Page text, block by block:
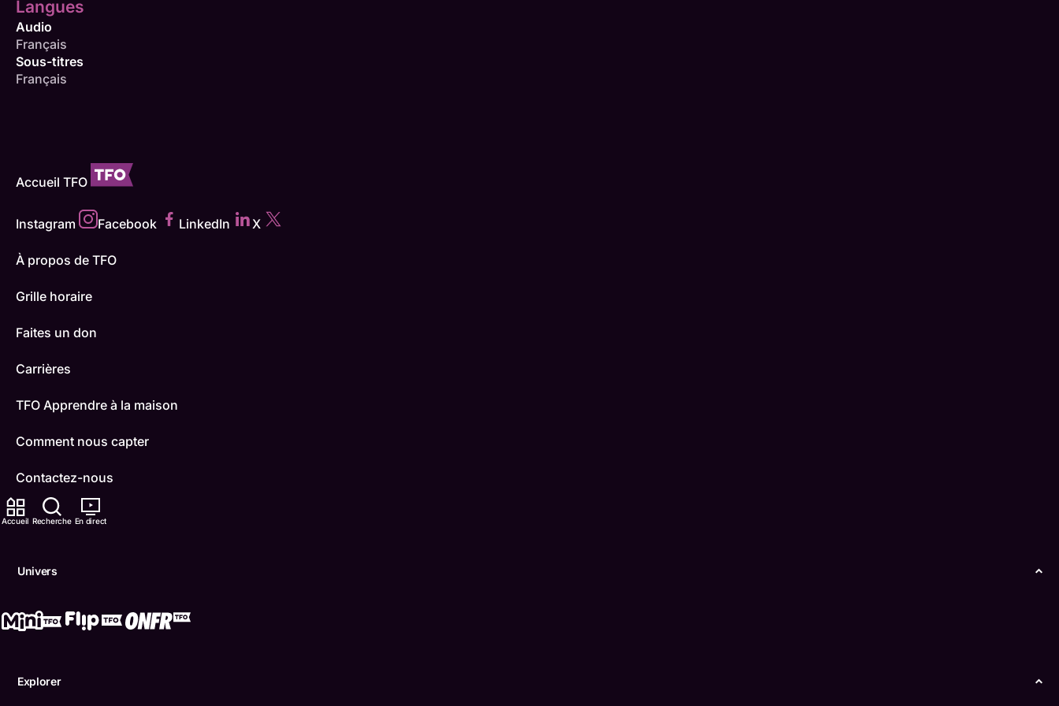
Accueil Recherche En direct
Univers
Explorer
Langues
Audio
Français
Sous-titres
Français
Accueil TFO
Instagram Facebook LinkedIn X
À propos de TFO
Grille horaire
Faites un don
Carrières
TFO Apprendre à la maison
Comment nous capter
Contactez-nous
ONFR
Conditions d'utilisation